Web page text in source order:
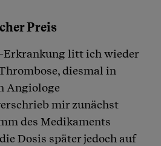
Preis
Erkrankung litt ich wieder
diesmal in
Angiologe
mir zunächst
des Medikaments
Dosis später jedoch auf